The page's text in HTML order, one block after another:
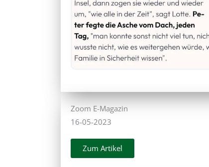
Zoom E-Magazin
16-05-2023
Zum Artikel